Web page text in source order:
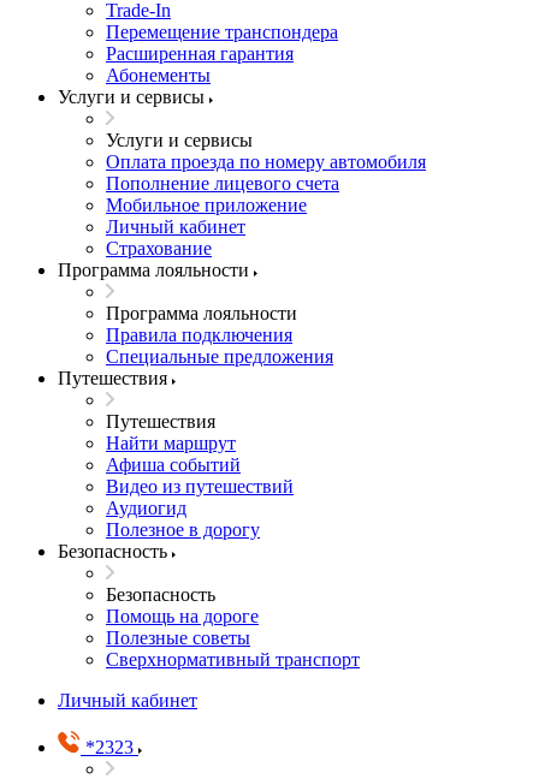
Trade-In
Перемещение транспондера
Расширенная гарантия
Абонементы
Услуги и сервисы
Услуги и сервисы
Оплата проезда по номеру автомобиля
Пополнение лицевого счета
Мобильное приложение
Личный кабинет
Страхование
Программа лояльности
Программа лояльности
Правила подключения
Специальные предложения
Путешествия
Путешествия
Найти маршрут
Афиша событий
Видео из путешествий
Аудиогид
Полезное в дорогу
Безопасность
Безопасность
Помощь на дороге
Полезные советы
Сверхнормативный транспорт
Личный кабинет
*2323